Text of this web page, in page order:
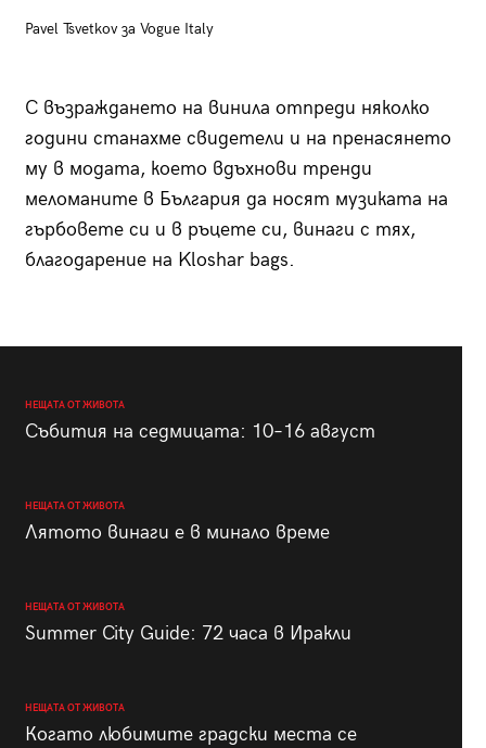
Pavel Tsvetkov за Vogue Italy
С възраждането на винила отпреди няколко
години станахме свидетели и на пренасянето
му в модата, което вдъхнови тренди
меломаните в България да носят музиката на
гърбовете си и в ръцете си, винаги с тях,
благодарение на Kloshar bags.
НЕЩАТА ОТ ЖИВОТА
Събития на седмицата: 10–16 август
НЕЩАТА ОТ ЖИВОТА
Лятото винаги е в минало време
НЕЩАТА ОТ ЖИВОТА
Summer City Guide: 72 часа в Иракли
НЕЩАТА ОТ ЖИВОТА
Когато любимите градски места се